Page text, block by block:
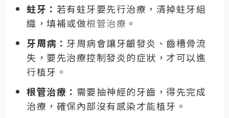
蛀牙： 若有蛀牙要先行治療，清掉蛀牙組
織，填補或做根管治療 。
牙周病： 牙周病會讓牙齦發炎、齒槽骨流
失，要先治療控制發炎的症狀，才可以進
行植牙。
根管治療： 需要抽神經的牙齒，得先完成
治療，確保內部沒有感染才能植牙。